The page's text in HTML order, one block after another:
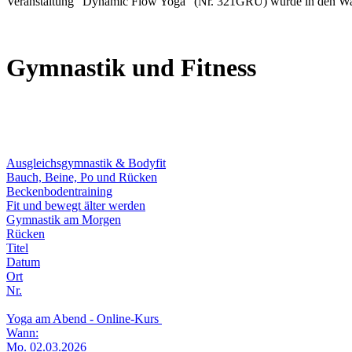
Gymnastik und Fitness
Ausgleichsgymnastik & Bodyfit
Bauch, Beine, Po und Rücken
Beckenbodentraining
Fit und bewegt älter werden
Gymnastik am Morgen
Rücken
Titel
Datum
Ort
Nr.
Yoga am Abend - Online-Kurs
Wann:
Mo. 02.03.2026